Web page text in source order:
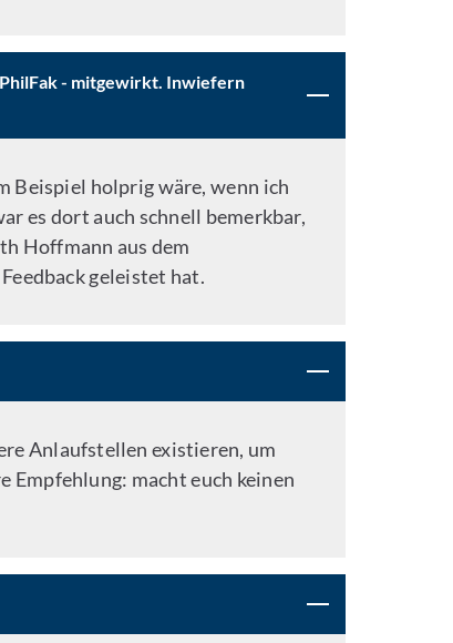
- mitgewirkt. Inwiefern
Beispiel holprig wäre, wenn ich
es dort auch schnell bemerkbar,
Hoffmann aus dem
geleistet hat.
Anlaufstellen existieren, um
Empfehlung: macht euch keinen